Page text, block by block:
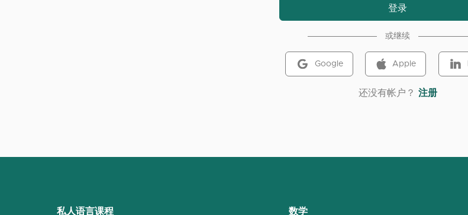
登录
或继续
Google Apple
‌还没有帐户？ 注册
私人语言课程 数学